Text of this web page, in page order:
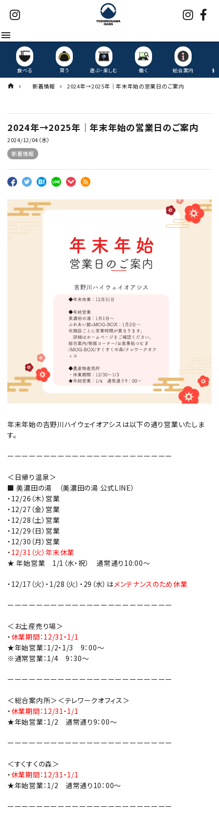
menu
食べる 買う 遊ぶ・楽しむ 働く 総合案内 観
新着情報 2024年→2025年｜年末年始の営業日のご案内
2024年→2025年｜年末年始の営業日のご案内
2024/12/04（水）
新着情報
年末年始の吉野川ハイウェイオアシスは以下の通り営業いたしま
す。
ーーーーーーーーーーーーーーーーーーーーーーー
＜日帰り温泉＞
■ 美濃田の湯
（美濃田の湯 公式LINE）
・12/26（木）営業
・12/27（金）営業
・12/28（土）営業
・12/29（日）営業
・12/30（月）営業
・ 12/31（火）年末休業
★ 年始営業 1/1（水・祝） 通常通り10:00～
・12/17（火）・1/28（火）・29（水）はメンテナンスのため休業
ーーーーーーーーーーーーーーーーーーーーーーー
＜お土産売り場＞
・休業期間：12/31・1/1
★年始営業：1/2・1/3 9：00～
※通常営業：1/4 9：30～
ーーーーーーーーーーーーーーーーーーーーーーー
＜総合案内所＞＜テレワークオフィス＞
・休業期間：12/31・1/1
★年始営業：1/2 通常通り9：00～
ーーーーーーーーーーーーーーーーーーーーーーー
＜すくすくの森＞
・休業期間：12/31・1/1
★年始営業：1/2 通常通り10：00～
ーーーーーーーーーーーーーーーーーーーーーーー